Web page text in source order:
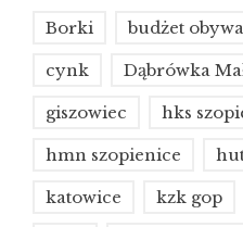
Borki budżet
cynk Dąbrówka
giszowiec hks
hmn szopienice
katowice kzk gop